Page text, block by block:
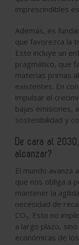
imprescindibles
Además, es
que favorezca la
Esto incluye un
pragmático, que
materias primas
existentes. En
impulsar el
bajas emisiones,
sostenibilidad y
De cara al
alcanzar?
El mundo avanza
que nos obliga a
mantener la
necesidad de
CO₂. Esto no
a largo plazo,
económicas de